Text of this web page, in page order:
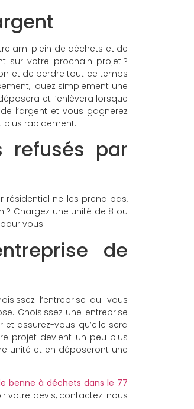
ami plein de déchets et de
sur votre prochain projet ?
et de perdre tout ce temps
louez simplement une
et l’enlèvera lorsque
l’argent et vous gagnerez
rapidement.
refusés par
résidentiel ne les prend pas,
Chargez une unité de 8 ou
vous.
de
l’entreprise qui vous
Choisissez une entreprise
assurez-vous qu’elle sera
projet devient un peu plus
unité et en déposeront une
benne à déchets dans le 77
votre devis, contactez-nous